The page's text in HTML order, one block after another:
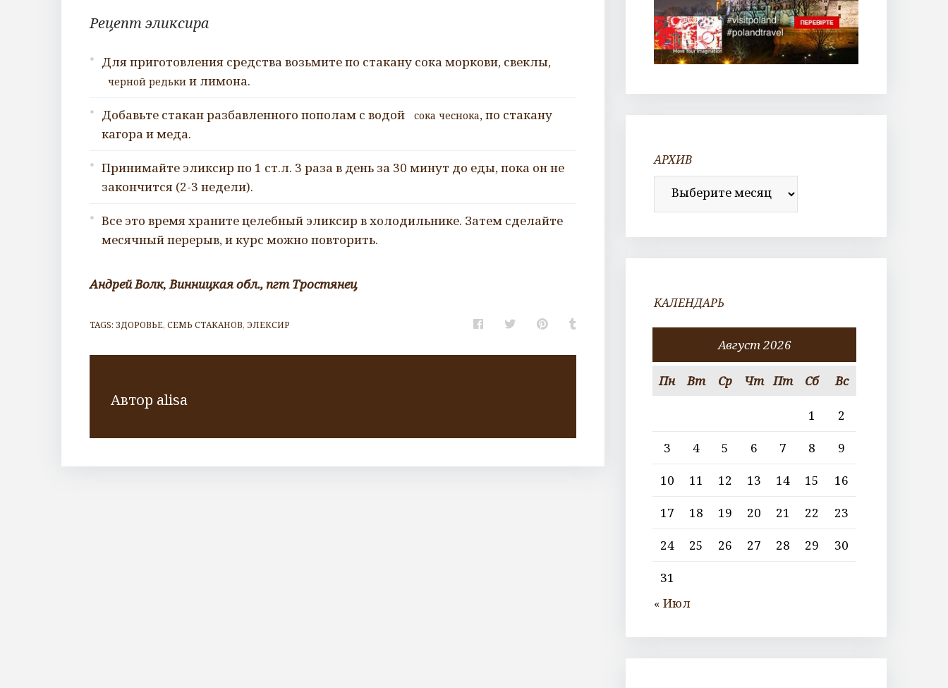
Рецепт эликсира
Для приготовления средства возьмите по стакану сока моркови, свеклы,
черной редьки и лимона.
Добавьте стакан разбавленного пополам с водой сока чеснока, по стакану
кагора и меда.
Принимайте эликсир по 1 ст.л. 3 раза в день за 30 минут до еды, пока он не
закончится (2-3 недели).
Все это время храните целебный эликсир в холодильнике. Затем сделайте
месячный перерыв, и курс можно повторить.
Андрей Волк,Винницкая обл., пгт Тростянец
TAGS: ЗДОРОВЬЕ, СЕМЬ СТАКАНОВ, ЭЛЕКСИР FacebookTwitterPinterest
Автор alisa
АРХИВ
Архив
КАЛЕНДАРЬ
Август 2026
Пн Вт Ср Чт Пт Сб Вс
1
2
3
4 5 6 7 8
9
10
11 12 13 14 15
16
17
18 19 20 21 22
23
24
25 26 27 28 29
30
31
« Июл